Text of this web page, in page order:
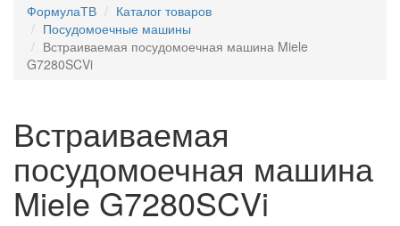
ФормулаТВ
Каталог товаров
Посудомоечные машины
Встраиваемая посудомоечная машина Miele
G7280SCVi
Встраиваемая
посудомоечная машина
Miele G7280SCVi